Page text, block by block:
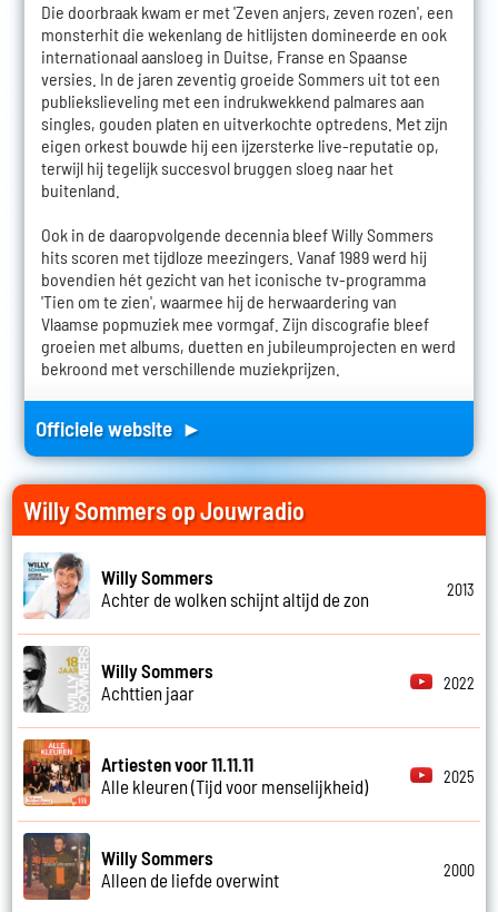
Die doorbraak kwam er met 'Zeven anjers, zeven rozen', een
monsterhit die wekenlang de hitlijsten domineerde en ook
internationaal aansloeg in Duitse, Franse en Spaanse
versies. In de jaren zeventig groeide Sommers uit tot een
publiekslieveling met een indrukwekkend palmares aan
singles, gouden platen en uitverkochte optredens. Met zijn
eigen orkest bouwde hij een ijzersterke live-reputatie op,
terwijl hij tegelijk succesvol bruggen sloeg naar het
buitenland.
Ook in de daaropvolgende decennia bleef Willy Sommers
hits scoren met tijdloze meezingers. Vanaf 1989 werd hij
bovendien hét gezicht van het iconische tv-programma
'Tien om te zien', waarmee hij de herwaardering van
Vlaamse popmuziek mee vormgaf. Zijn discografie bleef
groeien met albums, duetten en jubileumprojecten en werd
bekroond met verschillende muziekprijzen.
Officiele website ►
Willy Sommers op Jouwradio
Willy Sommers
Achter de wolken schijnt altijd de zon
2013
Willy Sommers
Achttien jaar
2022
Artiesten voor 11.11.11
Alle kleuren (Tijd voor menselijkheid)
2025
Willy Sommers
Alleen de liefde overwint
2000